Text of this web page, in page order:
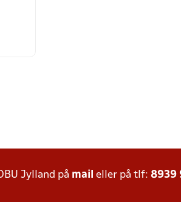
Jylland på mail eller på tlf: 8939